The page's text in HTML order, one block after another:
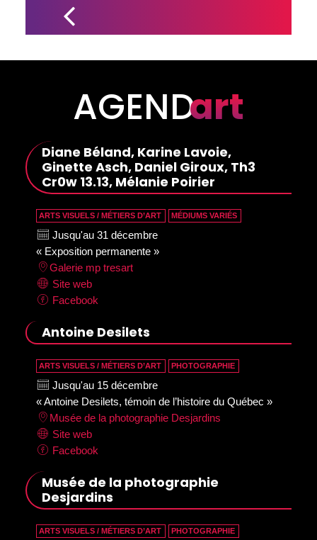
AGENDart
Diane Béland, Karine Lavoie,
Ginette Asch, Daniel Giroux, Th3
Cr0w 13.13, Mélanie Poirier
ARTS VISUELS / MÉTIERS D’ART MÉDIUMS VARIÉS
Jusqu'au 31 décembre
« Exposition permanente »
Galerie mp tresart
Site web
Facebook
Antoine Desilets
ARTS VISUELS / MÉTIERS D’ART PHOTOGRAPHIE
Jusqu'au 15 décembre
« Antoine Desilets, témoin de l’histoire du Québec »
Musée de la photographie Desjardins
Site web
Facebook
Musée de la photographie
Desjardins
ARTS VISUELS / MÉTIERS D’ART PHOTOGRAPHIE